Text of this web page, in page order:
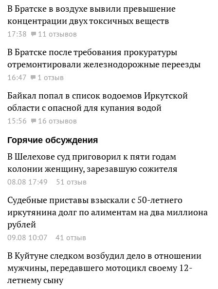
В Братске в воздухе вывили превышение
концентрации двух токсичных веществ
17:38 11 отзывов
В Братске после требования прокуратуры
отремонтировали железнодорожные переезды
16:47 1 отзыв
Байкал попал в список водоемов Иркутской
области с опасной для купания водой
15:56
16 отзывов
Горячие обсуждения
В Шелехове суд приговорил к пяти годам
колонии женщину, зарезавшую сожителя
08.08 17:49 51 отзыв
Судебные приставы взыскали с 50-летнего
иркутянина долг по алиментам на два миллиона
рублей
09.08 10:07 41 отзыв
В Куйтуне следком возбудил дело в отношении
мужчины, передавшего мотоцикл своему 12-
летнему сыну